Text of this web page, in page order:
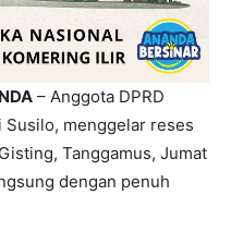
– Anggota DPRD
Susilo, menggelar reses
Tanggamus, Jumat
dengan penuh